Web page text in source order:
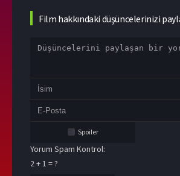
Film hakkındaki düşüncelerinizi
Spoiler
Yorum Spam Kontrol:
2 + 1 = ?